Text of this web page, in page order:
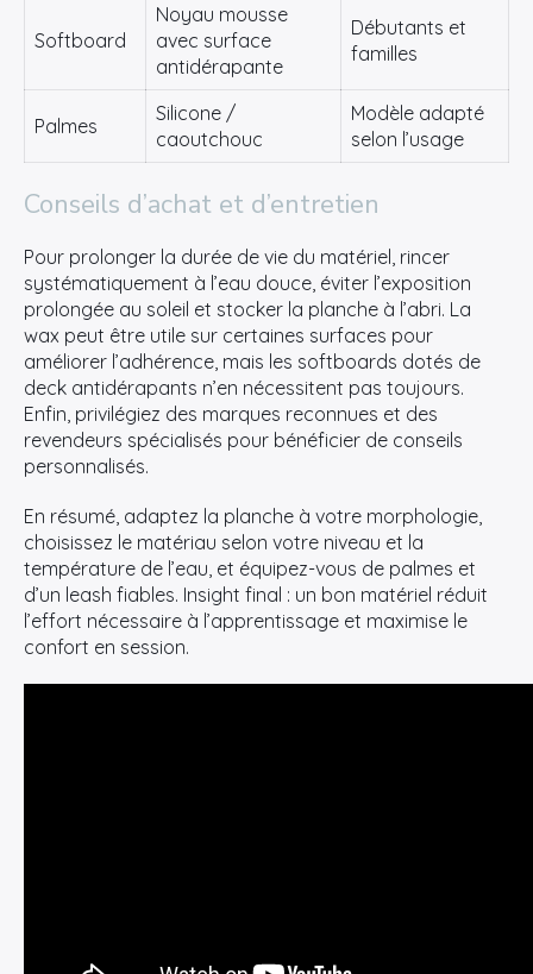
Softboard
Noyau mousse
avec surface
antidérapante
Débutants et
familles
Palmes
Silicone /
caoutchouc
Modèle adapté
selon l’usage
Conseils d’achat et d’entretien
Pour prolonger la durée de vie du matériel, rincer
systématiquement à l’eau douce, éviter l’exposition
prolongée au soleil et stocker la planche à l’abri. La
wax peut être utile sur certaines surfaces pour
améliorer l’adhérence, mais les softboards dotés de
deck antidérapants n’en nécessitent pas toujours.
Enfin, privilégiez des marques reconnues et des
revendeurs spécialisés pour bénéficier de conseils
personnalisés.
En résumé, adaptez la planche à votre morphologie,
choisissez le matériau selon votre niveau et la
température de l’eau, et équipez-vous de palmes et
d’un leash fiables. Insight final : un bon matériel réduit
l’effort nécessaire à l’apprentissage et maximise le
confort en session.